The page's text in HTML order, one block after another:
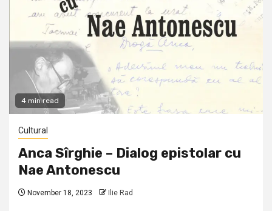
4 min read
Cultural
Anca Sîrghie – Dialog epistolar cu
Nae Antonescu
November 18, 2023 Ilie Rad